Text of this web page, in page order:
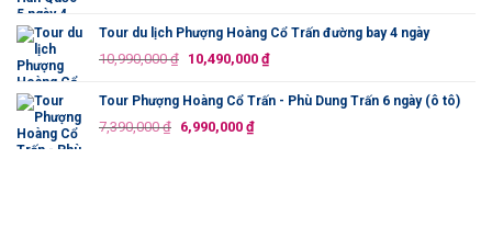
là:
11,500,000 ₫.
tại
là:
Tour du lịch Phượng Hoàng Cổ Trấn đường bay 4 ngày
10,990,000₫ Giá
là:
10,990,000 ₫.
10,490,000 ₫Giá
tại
Tour Phượng Hoàng Cổ Trấn - Phù Dung Trấn 6 ngày (ô tô)
7,390,000₫ Giá
6,990,000 ₫Giá